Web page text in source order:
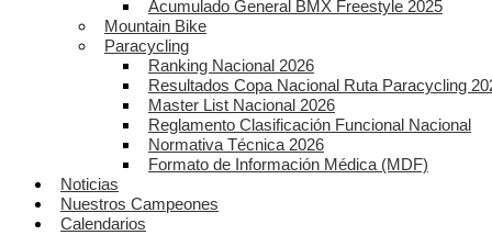
Acumulado General BMX Freestyle 2025
Mountain Bike
Paracycling
Ranking Nacional 2026
Resultados Copa Nacional Ruta Paracycling
Master List Nacional 2026
Reglamento Clasificación Funcional Nacional
Normativa Técnica 2026
Formato de Información Médica (MDF)
Noticias
Nuestros Campeones
Calendarios